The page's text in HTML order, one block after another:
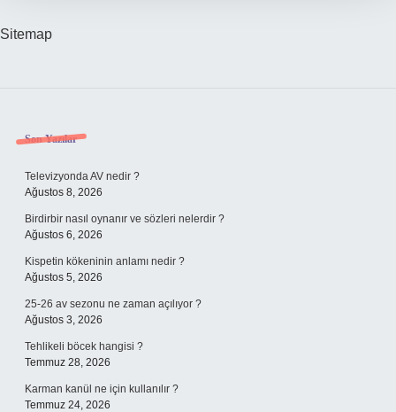
Sitemap
Sidebar
Son Yazılar
Televizyonda AV nedir ?
Ağustos 8, 2026
Birdirbir nasıl oynanır ve sözleri nelerdir ?
Ağustos 6, 2026
Kispetin kökeninin anlamı nedir ?
Ağustos 5, 2026
25-26 av sezonu ne zaman açılıyor ?
Ağustos 3, 2026
Tehlikeli böcek hangisi ?
Temmuz 28, 2026
Karman kanül ne için kullanılır ?
Temmuz 24, 2026